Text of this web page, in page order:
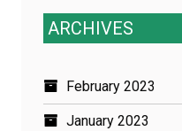
ARCHIVES
February 2023
January 2023